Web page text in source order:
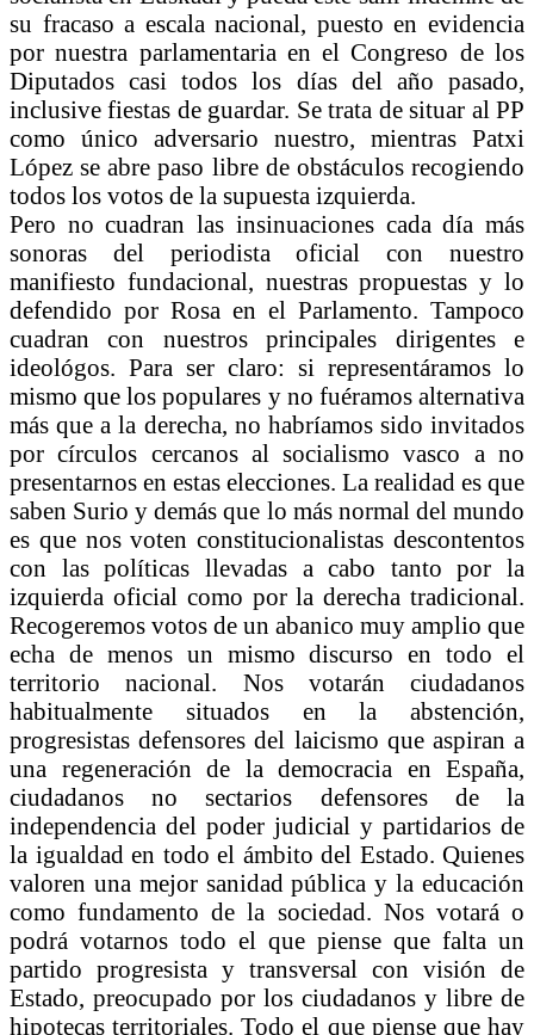
su fracaso a escala nacional, puesto en evidencia
por nuestra parlamentaria en el Congreso de los
Diputados casi todos los días del año pasado,
inclusive fiestas de guardar. Se trata de situar al PP
como único adversario nuestro, mientras Patxi
López se abre paso libre de obstáculos recogiendo
todos los votos de la supuesta izquierda.
Pero no cuadran las insinuaciones cada día más
sonoras del periodista oficial con nuestro
manifiesto fundacional, nuestras propuestas y lo
defendido por Rosa en el Parlamento. Tampoco
cuadran con nuestros principales dirigentes e
ideológos. Para ser claro: si representáramos lo
mismo que los populares y no fuéramos alternativa
más que a la derecha, no habríamos sido invitados
por círculos cercanos al socialismo vasco a no
presentarnos en estas elecciones. La realidad es que
saben Surio y demás que lo más normal del mundo
es que nos voten constitucionalistas descontentos
con las políticas llevadas a cabo tanto por la
izquierda oficial como por la derecha tradicional.
Recogeremos votos de un abanico muy amplio que
echa de menos un mismo discurso en todo el
territorio nacional. Nos votarán ciudadanos
habitualmente situados en la abstención,
progresistas defensores del laicismo que aspiran a
una regeneración de la democracia en España,
ciudadanos no sectarios defensores de la
independencia del poder judicial y partidarios de
la igualdad en todo el ámbito del Estado. Quienes
valoren una mejor sanidad pública y la educación
como fundamento de la sociedad. Nos votará o
podrá votarnos todo el que piense que falta un
partido progresista y transversal con visión de
Estado, preocupado por los ciudadanos y libre de
hipotecas territoriales. Todo el que piense que hay